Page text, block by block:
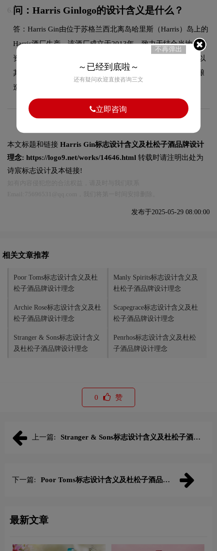
6. 问：Harris Ginlogo的设计含义是什么？
答：Harris Gin由位于苏格兰西北离岛哈里斯（Harris）岛上的
Harris酒厂生产。该酒厂成立于2013年，致力于结合当地自然
资源和传统工艺，打造具有独特风味的杜松子酒。Harris岛以
其壮丽的自然风光和丰富的海洋资源闻名，为Harris Gin的酿
造提供了得天独厚的条件。
本文标题和链接 Harris Gin标志设计含义及杜松子酒品牌设计
理念: https://logo9.net/works/14646.html 转载时请注明出处为
诗宸标志设计及本链接!
发布于2025-05-29 08:00:00
相关文章推荐
Poor Toms标志设计含义及杜
松子酒品牌设计理念
Manly Spirits标志设计含义及
杜松子酒品牌设计理念
Archie Rose标志设计含义及杜
松子酒品牌设计理念
Scapegrace标志设计含义及杜
松子酒品牌设计理念
Stranger & Sons标志设计含义
及杜松子酒品牌设计理念
Penrhos标志设计含义及杜松
子酒品牌设计理念
0 赞
上一篇:
Stranger & Sons标志设计含义及杜松子酒品
下一篇:
Poor Toms标志设计含义及杜松子酒品牌
最新文章
不再弹出
～已经到底啦～
还有疑问欢迎直接咨询三文
立即咨询